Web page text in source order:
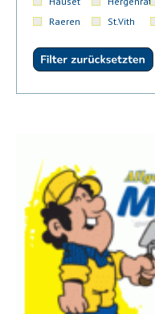
Raeren
St.Vith